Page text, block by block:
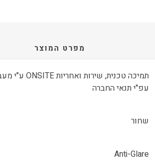
מפרט המוצר
עפ"י תנאי החברה
שחור
Anti-Glare